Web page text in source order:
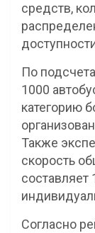
средств,
По
1000
категорию
Также
скорость
составляет
Согласно